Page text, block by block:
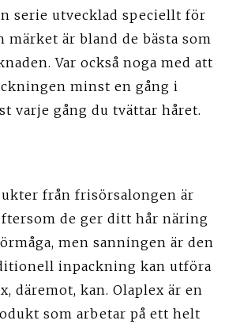
serie utvecklad speciellt för
märket är bland de bästa som
Var också noga med att
minst en gång i
varje gång du tvättar håret.
från frisörsalongen är
de ger ditt hår näring
men sanningen är den
inpackning kan utföra
däremot, kan. Olaplex är en
som arbetar på ett helt